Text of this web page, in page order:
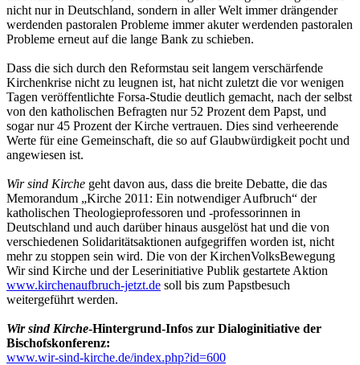
nicht nur in Deutschland, sondern in aller Welt immer drängender
werdenden pastoralen Probleme immer akuter werdenden pastoralen
Probleme erneut auf die lange Bank zu schieben.
Dass die sich durch den Reformstau seit langem verschärfende
Kirchenkrise nicht zu leugnen ist, hat nicht zuletzt die vor wenigen
Tagen veröffentlichte Forsa-Studie deutlich gemacht, nach der selbst
von den katholischen Befragten nur 52 Prozent dem Papst, und
sogar nur 45 Prozent der Kirche vertrauen. Dies sind verheerende
Werte für eine Gemeinschaft, die so auf Glaubwürdigkeit pocht und
angewiesen ist.
Wir sind Kirche geht davon aus, dass die breite Debatte, die das
Memorandum „Kirche 2011: Ein notwendiger Aufbruch“ der
katholischen Theologieprofessoren und -professorinnen in
Deutschland und auch darüber hinaus ausgelöst hat und die von
verschiedenen Solidaritätsaktionen aufgegriffen worden ist, nicht
mehr zu stoppen sein wird. Die von der KirchenVolksBewegung
Wir sind Kirche und der Leserinitiative Publik gestartete Aktion
www.kirchenaufbruch-jetzt.de soll bis zum Papstbesuch
weitergeführt werden.
Wir sind Kirche-Hintergrund-Infos zur Dialoginitiative der
Bischofskonferenz:
www.wir-sind-kirche.de/index.php?id=600